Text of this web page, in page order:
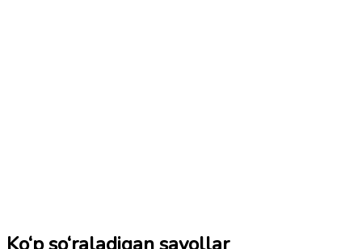
Ko‘p so‘raladigan savollar